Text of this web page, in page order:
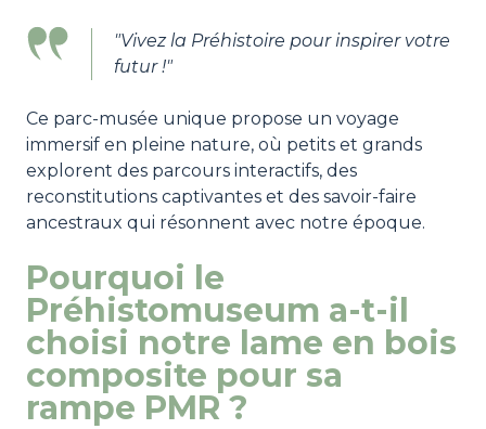
"Vivez la Préhistoire pour inspirer votre
futur !"
Ce parc-musée unique propose un voyage
immersif en pleine nature, où petits et grands
explorent des parcours interactifs, des
reconstitutions captivantes et des savoir-faire
ancestraux qui résonnent avec notre époque.
Pourquoi le
Préhistomuseum a-t-il
choisi notre lame en bois
composite pour sa
rampe PMR ?